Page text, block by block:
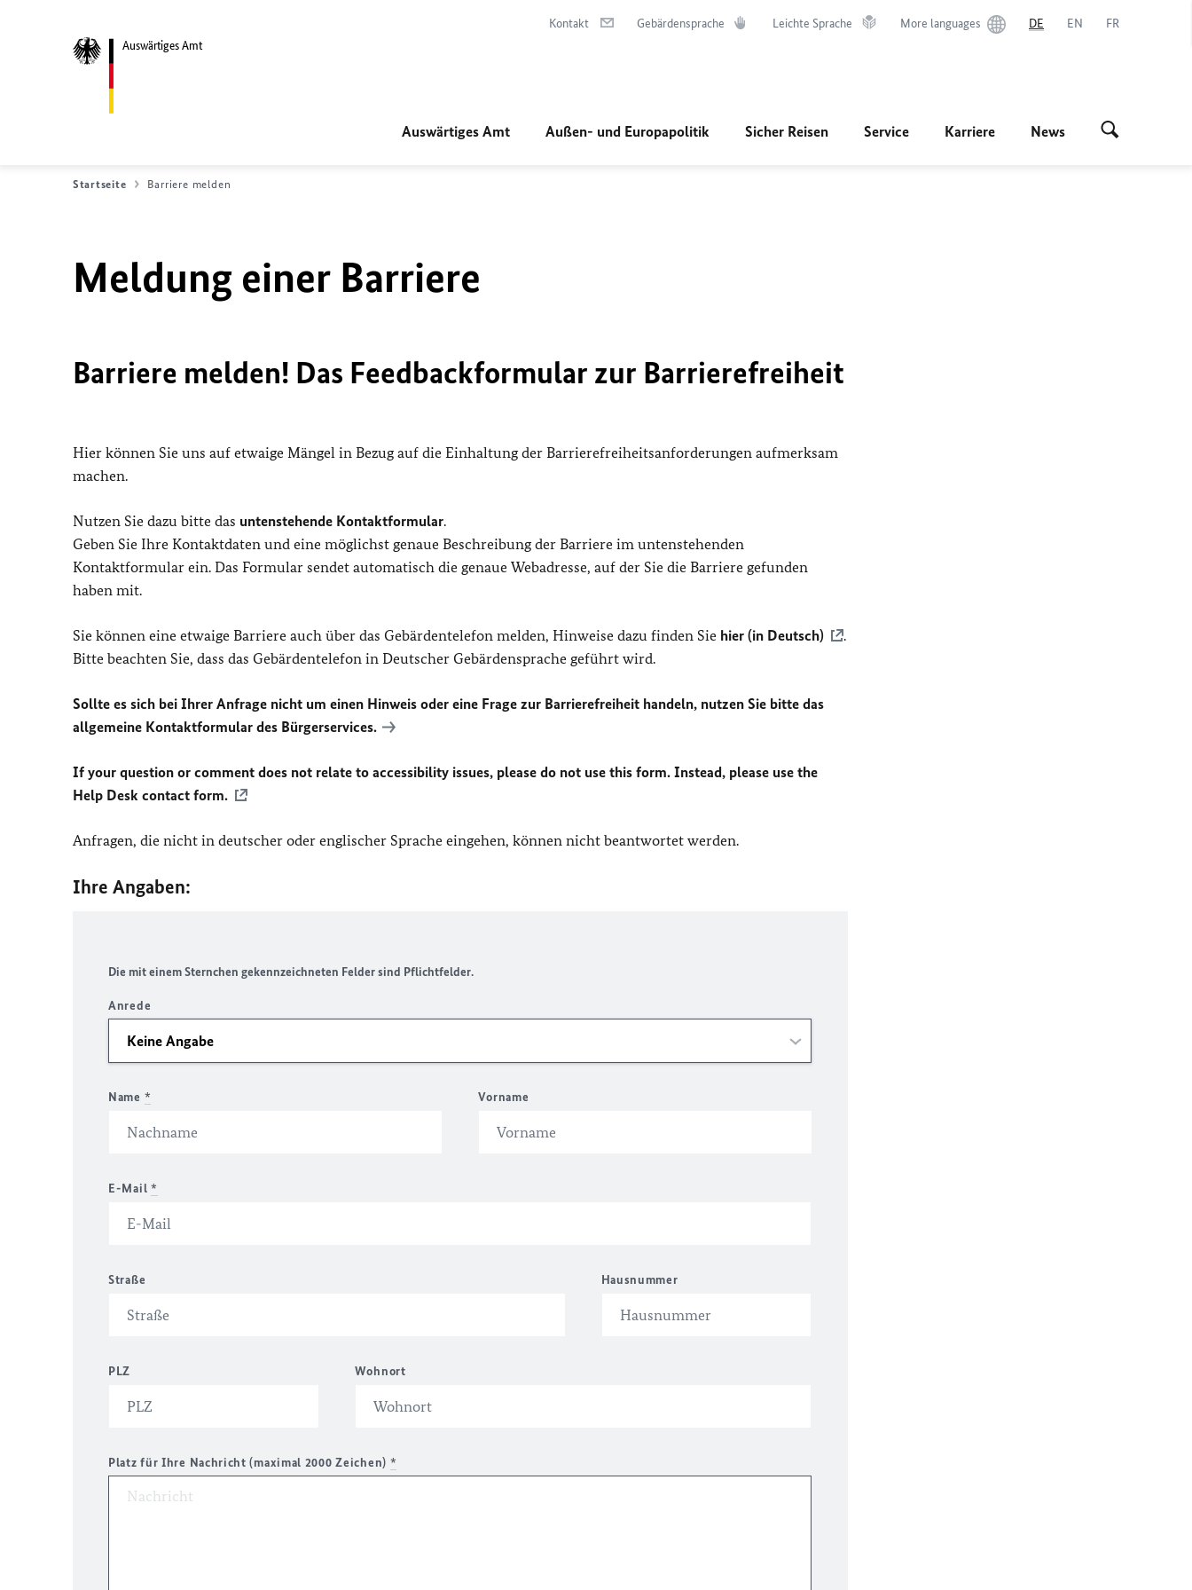
Auswärtiges Amt
Kontakt Gebärdensprache Leichte Sprache More languages DE EN FR
Auswärtiges Amt Außen- und Europapolitik Sicher Reisen Service Karriere News
Startseite Barriere melden
Meldung einer Barriere
Barriere melden! Das Feedbackformular zur Barrierefreiheit
Hier können Sie uns auf etwaige Mängel in Bezug auf die Einhaltung der Barrierefreiheitsanforderungen aufmerksam
machen.
Nutzen Sie dazu bitte das untenstehende Kontaktformular.
Geben Sie Ihre Kontaktdaten und eine möglichst genaue Beschreibung der Barriere im untenstehenden
Kontaktformular ein. Das Formular sendet automatisch die genaue Webadresse, auf der Sie die Barriere gefunden
haben mit.
Sie können eine etwaige Barriere auch über das Gebärdentelefon melden, Hinweise dazu finden Sie hier (in Deutsch)
.
Bitte beachten Sie, dass das Gebärdentelefon in Deutscher Gebärdensprache geführt wird.
Sollte es sich bei Ihrer Anfrage nicht um einen Hinweis oder eine Frage zur Barrierefreiheit handeln, nutzen Sie bitte das
allgemeine Kontaktformular des Bürgerservices.
If your question or comment does not relate to accessibility issues, please do not use this form. Instead, please use the
Help Desk contact form.
Anfragen, die nicht in deutscher oder englischer Sprache eingehen, können nicht beantwortet werden.
Ihre Angaben:
Die mit einem Sternchen gekennzeichneten Felder sind Pflichtfelder.
Anrede
Name * Vorname
E-Mail *
Straße Hausnummer
PLZ Wohnort
Platz für Ihre Nachricht (maximal 2000 Zeichen) *